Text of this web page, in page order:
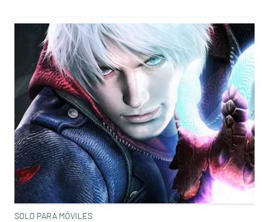
SOLO PARA MÓVILES